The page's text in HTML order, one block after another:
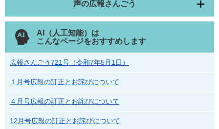
声の広報さんごう
AI（人工知能）は
こんなページをおすすめします
広報さんごう721号（令和7年5月1日）
１月号広報の訂正とお詫びについて
４月号広報の訂正とお詫びについて
12月号広報の訂正とお詫びについて